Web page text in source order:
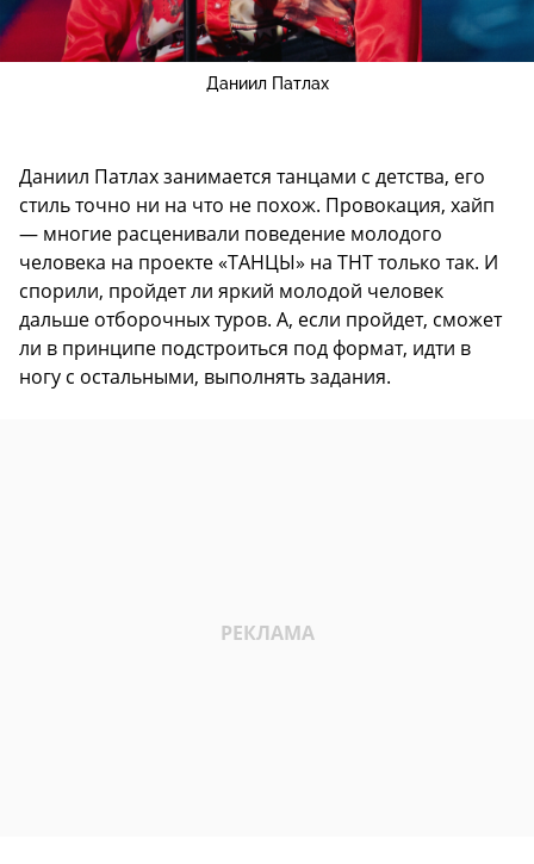
Даниил Патлах
Даниил Патлах занимается танцами с детства, его
стиль точно ни на что не похож. Провокация, хайп
— многие расценивали поведение молодого
человека на проекте «ТАНЦЫ» на ТНТ только так. И
спорили, пройдет ли яркий молодой человек
дальше отборочных туров. А, если пройдет, сможет
ли в принципе подстроиться под формат, идти в
ногу с остальными, выполнять задания.